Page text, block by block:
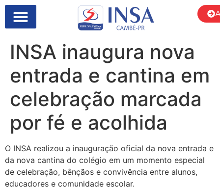
INSA inaugura nova
entrada e cantina em
celebração marcada
por fé e acolhida
O INSA realizou a inauguração oficial da nova entrada e
da nova cantina do colégio em um momento especial
de celebração, bênçãos e convivência entre alunos,
educadores e comunidade escolar.